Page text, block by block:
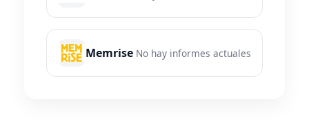
Memrise No hay informes actuales